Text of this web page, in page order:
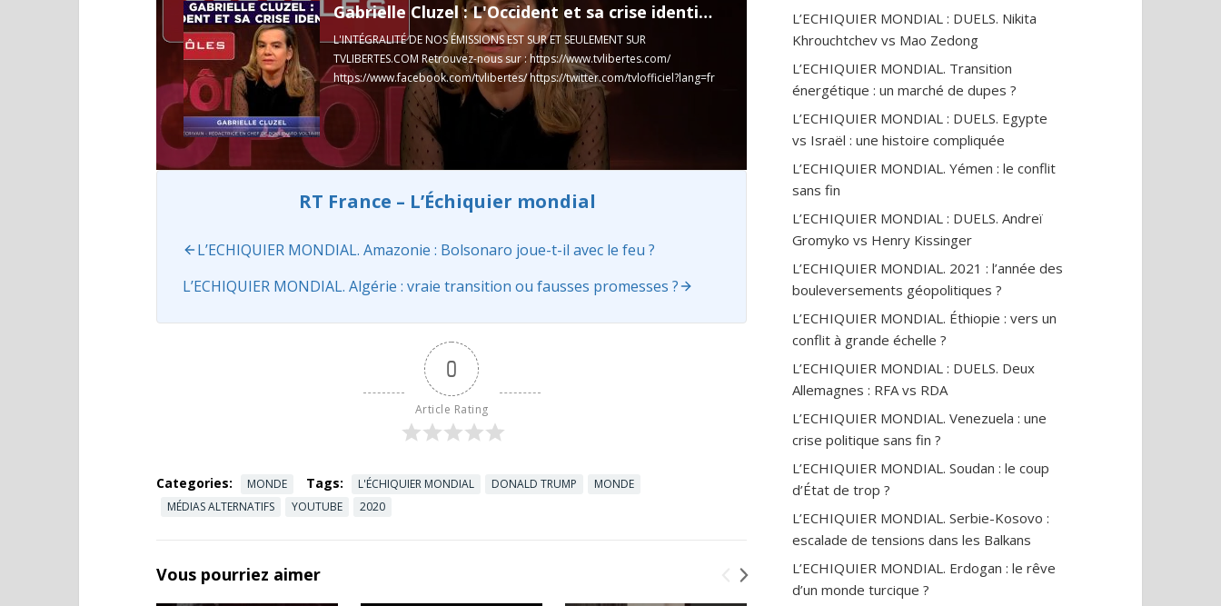
Gabrielle Cluzel : L'Occident et sa crise identitaire - Géopôles #27
L'INTÉGRALITÉ DE NOS ÉMISSIONS EST SUR ET SEULEMENT SUR
TVLIBERTES.COM Retrouvez-nous sur :https://www.tvlibertes.com/
https://www.facebook.com/tvlibertes/https://twitter.com/tvlofficiel?lang=fr
RT France – L’Échiquier mondial
L’ECHIQUIER MONDIAL. Amazonie : Bolsonaro joue-t-il avec le feu ?
L’ECHIQUIER MONDIAL. Algérie : vraie transition ou fausses promesses ?
0
Article Rating
Categories: MONDE Tags: L'ÉCHIQUIER MONDIAL DONALD TRUMP
MONDE
MÉDIAS ALTERNATIFS
YOUTUBE 2020
Vous pourriez aimer
L’ECHIQUIER MONDIAL : DUELS. Nikita
Khrouchtchev vs Mao Zedong
L’ECHIQUIER MONDIAL. Transition
énergétique : un marché de dupes ?
L’ECHIQUIER MONDIAL : DUELS. Egypte
vs Israël : une histoire compliquée
L’ECHIQUIER MONDIAL. Yémen : le conflit
sans fin
L’ECHIQUIER MONDIAL : DUELS. Andreï
Gromyko vs Henry Kissinger
L’ECHIQUIER MONDIAL. 2021 : l’année des
bouleversements géopolitiques ?
L’ECHIQUIER MONDIAL. Éthiopie : vers un
conflit à grande échelle ?
L’ECHIQUIER MONDIAL : DUELS. Deux
Allemagnes : RFA vs RDA
L’ECHIQUIER MONDIAL. Venezuela : une
crise politique sans fin ?
L’ECHIQUIER MONDIAL. Soudan : le coup
d’État de trop ?
L’ECHIQUIER MONDIAL. Serbie-Kosovo :
escalade de tensions dans les Balkans
L’ECHIQUIER MONDIAL. Erdogan : le rêve
d’un monde turcique ?